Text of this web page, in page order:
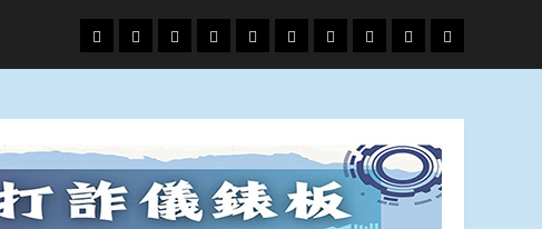
頭
條
財
經
地
方.
文
教.
專
題
娛
樂
政
治
國
際
運
動
生
活